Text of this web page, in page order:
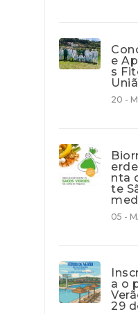
e
s
20 -
nta
te
05 -
a o
29